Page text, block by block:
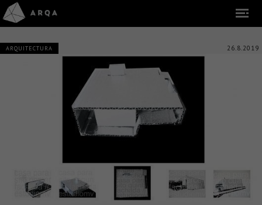
ARQUITECTURA 26.8.2019